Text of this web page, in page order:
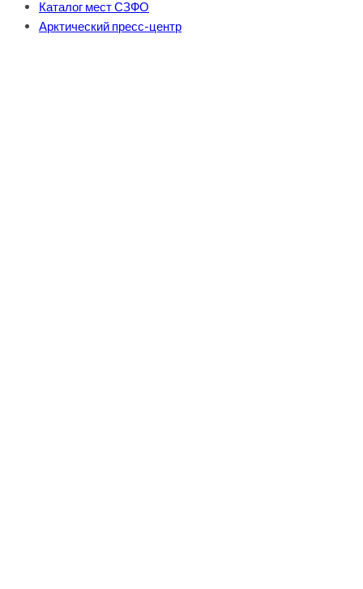
Каталог мест СЗФО
Арктический пресс-центр